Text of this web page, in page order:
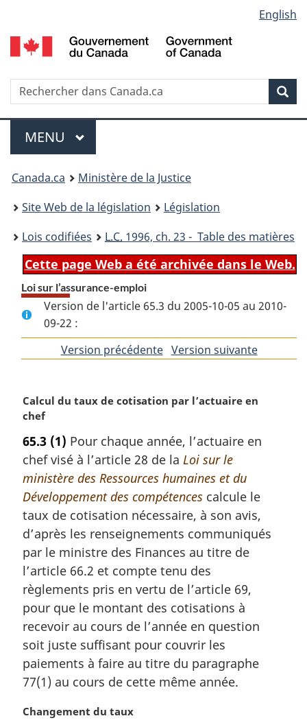
au
contenu
propos
de
la
HTML
simplifiée
selection
English
Recherche
Menu
MENU PRINCIPAL
You
are
here:
Canada.ca
Ministère de la Justice
Site Web de la législation
Législation
Lois codifiées
L.C. 1996, ch. 23 - Table des matières
Cette page Web a été archivée dans le Web.
Loi sur l’assurance-emploi
Version de l'article 65.3 du 2005-10-05 au 2010-
09-22 :
Version précédentedeVersion suivantede
N
o
e
m
a
r
i
n
a
l
:
Calcul du taux de cotisation par l’actuaire en
chef
65.3 (1) Pour chaque année, l’actuaire en
chef visé à l’article 28 de la Loi sur le
ministère des Ressources humaines et du
Développement des compétences calcule le
taux de cotisation nécessaire, à son avis,
d’après les renseignements communiqués
par le ministre des Finances au titre de
l’article 66.2 et compte tenu des
règlements pris en vertu de l’article 69,
pour que le montant des cotisations à
recevoir au cours de l’année en question
soit juste suffisant pour couvrir les
paiements à faire au titre du paragraphe
77(1) au cours de cette même année.
N
Changement du taux